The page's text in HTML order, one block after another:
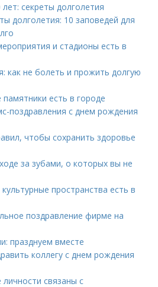
секреты долголетия
долголетия: 10 заповедей для
и стадионы есть в
как не болеть и прожить долгую
памятники есть в городе
поздравления с днем рождения
чтобы сохранить здоровье
за зубами, о которых вы не
пространства есть в
поздравление фирме на
празднуем вместе
коллегу с днем рождения
личности связаны с